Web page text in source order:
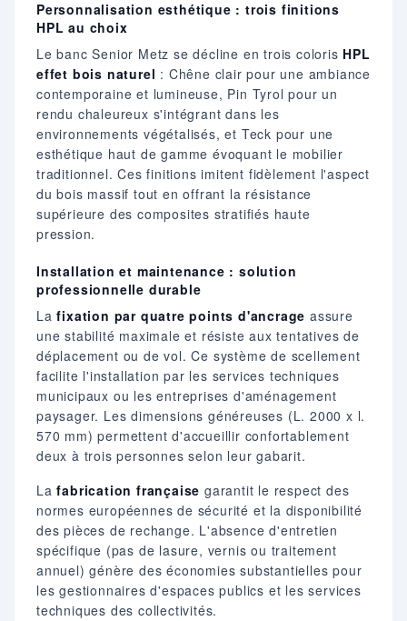
Personnalisation esthétique : trois finitions
HPL au choix
Le banc Senior Metz se décline en trois coloris HPL
effet bois naturel : Chêne clair pour une ambiance
contemporaine et lumineuse, Pin Tyrol pour un
rendu chaleureux s'intégrant dans les
environnements végétalisés, et Teck pour une
esthétique haut de gamme évoquant le mobilier
traditionnel. Ces finitions imitent fidèlement l'aspect
du bois massif tout en offrant la résistance
supérieure des composites stratifiés haute
pression.
Installation et maintenance : solution
professionnelle durable
Lafixation par quatre points d'ancrage assure
une stabilité maximale et résiste aux tentatives de
déplacement ou de vol. Ce système de scellement
facilite l'installation par les services techniques
municipaux ou les entreprises d'aménagement
paysager. Les dimensions généreuses (L. 2000 x l.
570 mm) permettent d'accueillir confortablement
deux à trois personnes selon leur gabarit.
Lafabrication française garantit le respect des
normes européennes de sécurité et la disponibilité
des pièces de rechange. L'absence d'entretien
spécifique (pas de lasure, vernis ou traitement
annuel) génère des économies substantielles pour
les gestionnaires d'espaces publics et les services
techniques des collectivités.